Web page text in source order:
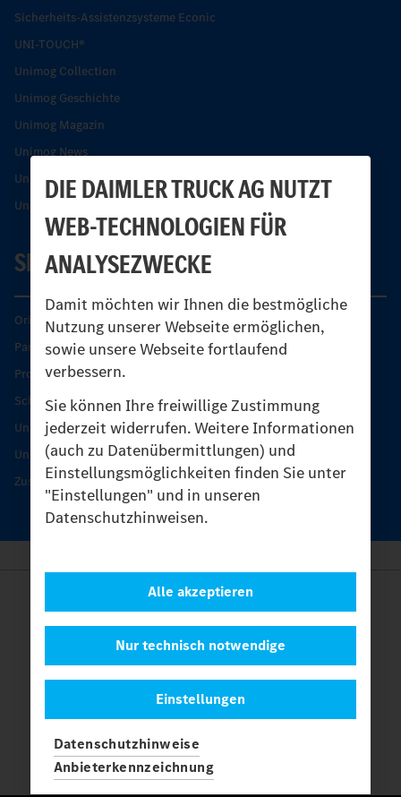
DIE DAIMLER TRUCK AG NUTZT
WEB-TECHNOLOGIEN FÜR
ANALYSEZWECKE
Damit möchten wir Ihnen die bestmögliche
Nutzung unserer Webseite ermöglichen,
sowie unsere Webseite fortlaufend
verbessern.
Sie können Ihre freiwillige Zustimmung
jederzeit widerrufen. Weitere Informationen
(auch zu Datenübermittlungen) und
Einstellungsmöglichkeiten finden Sie unter
"Einstellungen" und in unseren
Datenschutzhinweisen.
Einstellungen
Nur technisch notwendige
Alle akzeptieren
Datenschutzhinweise
Anbieterkennzeichnung
Sicherheits-Assistenzsysteme Econic
UNI-TOUCH®
Unimog Collection
Unimog Geschichte
Unimog Magazin
Unimog News
Unimog Partner-Portal
Unimog Sicherheit
SERVICE
Original-Teile
Partner finden
Produkt-Highlights
Schutz und Werterhalt
Unimog Serviceangebot
Unimog Servicetage
Zusatzleistungen
Anbieter
Kontakt
Datenschutz
Einstellungen
© 2026 Daimler Truck AG. Alle Rechte vorbehalten.
Mercedes-Benz sind Marken der